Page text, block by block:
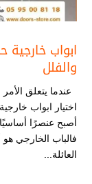
ابواب خارجية
والفلل
عندما يتعلق
اختيار ابواب
أصبح عنصرًا
فالباب الخارجي هو
العائلة...